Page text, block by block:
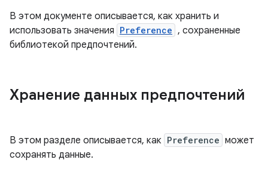
В этом документе описывается, как хранить и
использовать значения Preference , сохраненные
библиотекой предпочтений.
Хранение данных предпочтений
В этом разделе описывается, как Preference может
сохранять данные.